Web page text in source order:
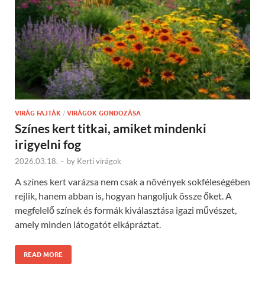
VIRÁG FAJTÁK / VIRÁGOK GONDOZÁSA
Színes kert titkai, amiket mindenki
irigyelni fog
2026.03.18. - by Kerti virágok
A színes kert varázsa nem csak a növények sokféleségében
rejlik, hanem abban is, hogyan hangoljuk össze őket. A
megfelelő színek és formák kiválasztása igazi művészet,
amely minden látogatót elkápráztat.
READ MORE